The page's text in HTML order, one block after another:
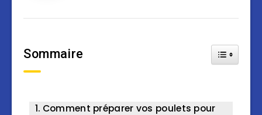
Sommaire Toggle
Comment préparer vos poulets pour